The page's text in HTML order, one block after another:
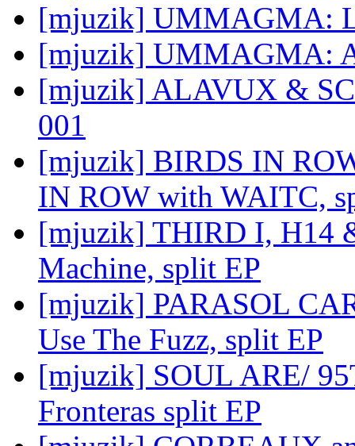
[mjuzik] UMMAGMA:
[mjuzik] UMMAGMA:
[mjuzik] ALAVUX &
001
[mjuzik] BIRDS IN
IN ROW with WAITC,
[mjuzik] THIRD I, H14
Machine, split EP
[mjuzik] PARASOL
Use The Fuzz, split EP
[mjuzik] SOUL ARE/
Fronteras split EP